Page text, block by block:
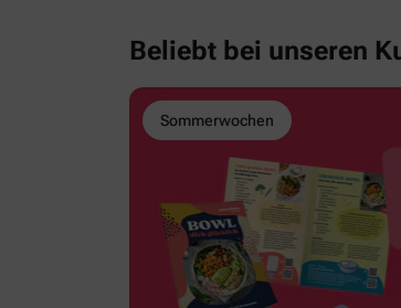
Beliebt bei unseren
Sommerwochen